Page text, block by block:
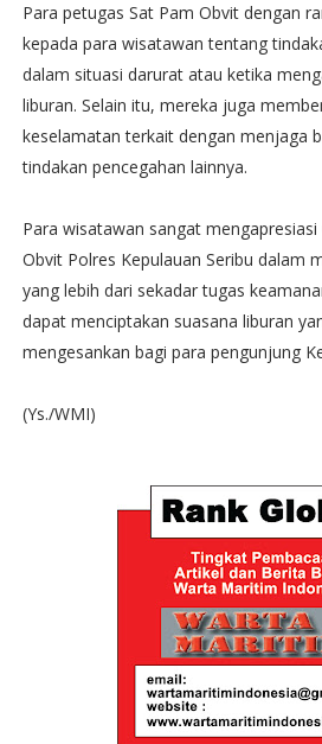
Para petugas Sat Pam Obvit dengan
kepada para wisatawan tentang
dalam situasi darurat atau ketika
liburan. Selain itu, mereka juga
keselamatan terkait dengan menjaga
tindakan pencegahan lainnya.
Para wisatawan sangat
Obvit Polres Kepulauan Seribu dalam
yang lebih dari sekadar tugas
dapat menciptakan suasana liburan
mengesankan bagi para pengunjung
(Ys./WMI)